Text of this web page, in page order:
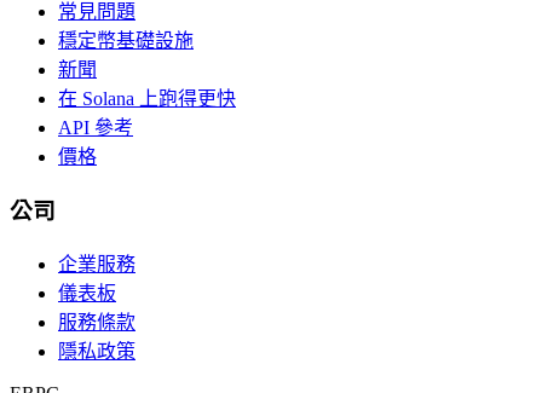
常見問題
穩定幣基礎設施
新聞
在 Solana 上跑得更快
API 參考
價格
公司
企業服務
儀表板
服務條款
隱私政策